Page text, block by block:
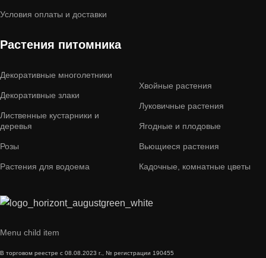
Условия оплаты и доставки
Растения питомника
Декоративные многолетники
Декоративные злаки
Лиственные кустарники и
деревья
Розы
Растения для водоема
Хвойные растения
Луковичные растения
Ягодные и плодовые
Вьющиеся растения
Кадочные, комнатные цветы
Menu child item
В торговом реестре с 08.08.2023 г., № регистрации 190455